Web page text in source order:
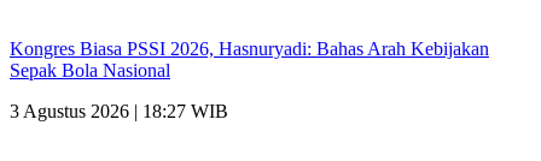
Kongres Biasa PSSI 2026, Hasnuryadi: Bahas Arah Kebijakan
Sepak Bola Nasional
3 Agustus 2026 | 18:27 WIB